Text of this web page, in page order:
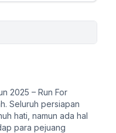
2025 – Run For
Seluruh persiapan
hati, namun ada hal
para pejuang